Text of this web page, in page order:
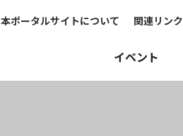
本ポータルサイトについて 関連リンク
イベント